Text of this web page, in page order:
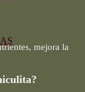
mejora la